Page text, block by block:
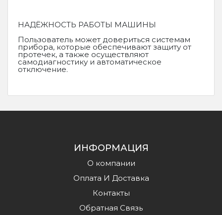
НАДЁЖНОСТЬ РАБОТЫ МАШИНЫ
Пользователь может довериться системам
прибора, которые обеспечивают защиту от
протечек, а также осуществляют
самодиагностику и автоматическое
отключение.
ИНФОРМАЦИЯ
О компании
Оплата И Доставка
Контакты
Обратная Связь